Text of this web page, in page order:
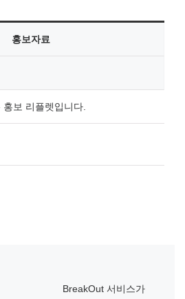
홍보자료
보 리플렛입니다.
BreakOut 서비스가